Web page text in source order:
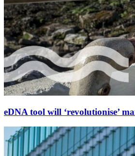
eDNA tool will ‘revolutionise’